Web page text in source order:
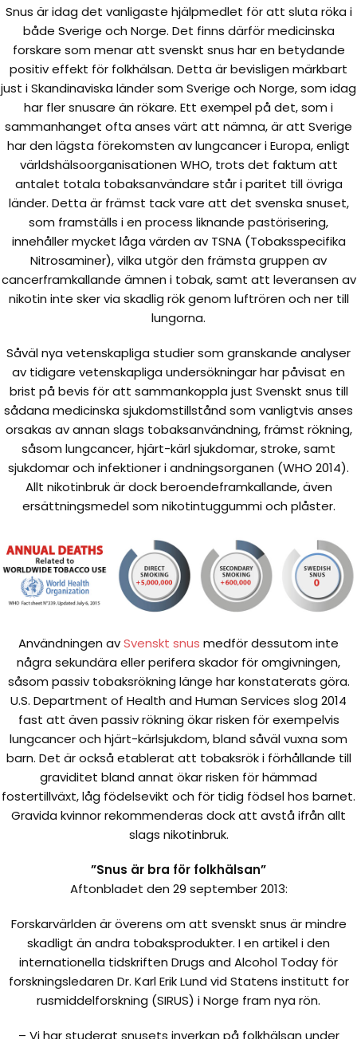
Snus är idag det vanligaste hjälpmedlet för att sluta röka i
både Sverige och Norge. Det finns därför medicinska
forskare som menar att svenskt snus har en betydande
positiv effekt för folkhälsan. Detta är bevisligen märkbart
just i Skandinaviska länder som Sverige och Norge, som idag
har fler snusare än rökare. Ett exempel på det, som i
sammanhanget ofta anses värt att nämna, är att Sverige
har den lägsta förekomsten av lungcancer i Europa, enligt
världshälsoorganisationen WHO, trots det faktum att
antalet totala tobaksanvändare står i paritet till övriga
länder. Detta är främst tack vare att det svenska snuset,
som framställs i en process liknande pastörisering,
innehåller mycket låga värden av TSNA (Tobaksspecifika
Nitrosaminer), vilka utgör den främsta gruppen av
cancerframkallande ämnen i tobak, samt att leveransen av
nikotin inte sker via skadlig rök genom luftrören och ner till
lungorna.
Såväl nya vetenskapliga studier som granskande analyser
av tidigare vetenskapliga undersökningar har påvisat en
brist på bevis för att sammankoppla just Svenskt snus till
sådana medicinska sjukdomstillstånd som vanligtvis anses
orsakas av annan slags tobaksanvändning, främst rökning,
såsom lungcancer, hjärt-kärl sjukdomar, stroke, samt
sjukdomar och infektioner i andningsorganen (WHO 2014).
Allt nikotinbruk är dock beroendeframkallande, även
ersättningsmedel som nikotintuggummi och plåster.
Användningen avSvenskt snus medför dessutom inte
några sekundära eller perifera skador för omgivningen,
såsom passiv tobaksrökning länge har konstaterats göra.
U.S. Department of Health and Human Services slog 2014
fast att även passiv rökning ökar risken för exempelvis
lungcancer och hjärt-kärlsjukdom, bland såväl vuxna som
barn. Det är också etablerat att tobaksrök i förhållande till
graviditet bland annat ökar risken för hämmad
fostertillväxt, låg födelsevikt och för tidig födsel hos barnet.
Gravida kvinnor rekommenderas dock att avstå ifrån allt
slags nikotinbruk.
”Snus är bra för folkhälsan”
Aftonbladet den 29 september 2013:
Forskarvärlden är överens om att svenskt snus är mindre
skadligt än andra tobaksprodukter. I en artikel i den
internationella tidskriften Drugs and Alcohol Today för
forskningsledaren Dr. Karl Erik Lund vid Statens institutt for
rusmiddelforskning (SIRUS) i Norge fram nya rön.
– Vi har studerat snusets inverkan på folkhälsan under